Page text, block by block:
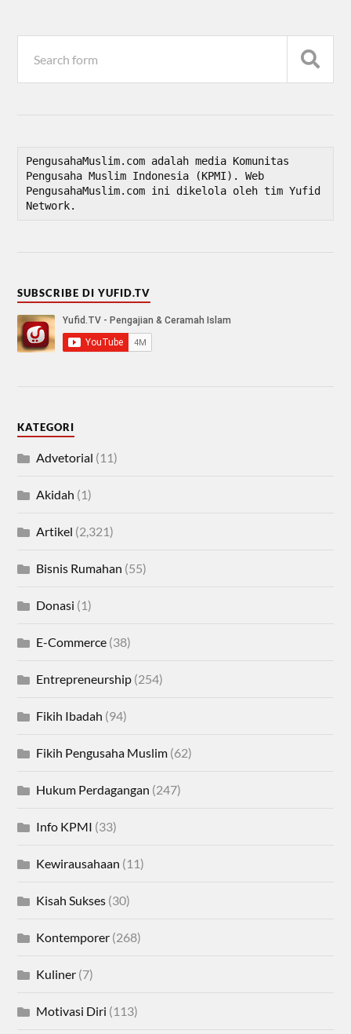
PengusahaMuslim.com adalah media Komunitas
Pengusaha Muslim Indonesia (KPMI). Web
PengusahaMuslim.com ini dikelola oleh tim Yufid
Network.
SUBSCRIBE DI YUFID.TV
KATEGORI
Advetorial (11)
Akidah (1)
Artikel (2,321)
Bisnis Rumahan (55)
Donasi (1)
E-Commerce (38)
Entrepreneurship (254)
Fikih Ibadah (94)
Fikih Pengusaha Muslim (62)
Hukum Perdagangan (247)
Info KPMI (33)
Kewirausahaan (11)
Kisah Sukses (30)
Kontemporer (268)
Kuliner (7)
Motivasi Diri (113)